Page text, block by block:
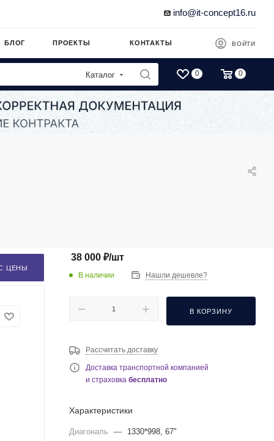
info@it-concept16.ru
БЛОГ ПРОЕКТЫ КОНТАКТЫ ВОЙТИ
Каталог 0 0
ЦЕНЫ
38 000 ₽/шт
В наличии Нашли дешевле?
В КОРЗИНУ
Рассчитать доставку
Доставка транспортной компанией
и страховка бесплатно
Характеристики
Диагональ —
1330*998, 67"